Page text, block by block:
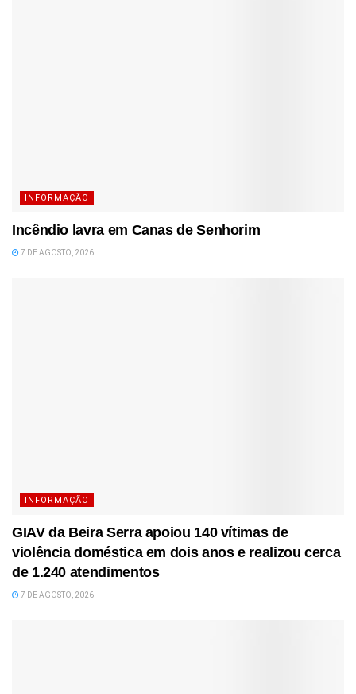
INFORMAÇÃO
Incêndio lavra em Canas de Senhorim
7 DE AGOSTO, 2026
INFORMAÇÃO
GIAV da Beira Serra apoiou 140 vítimas de
violência doméstica em dois anos e realizou cerca
de 1.240 atendimentos
7 DE AGOSTO, 2026